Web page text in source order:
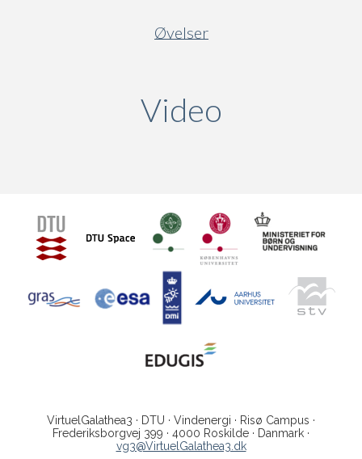
Øvelser
Video
VirtuelGalathea3 · DTU · Vindenergi · Risø Campus ·
Frederiksborgvej 399 · 4000 Roskilde · Danmark ·
vg3@VirtuelGalathea3.dk